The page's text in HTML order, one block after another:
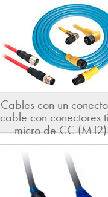
Cables con un
cable con conectores
micro de CC (M12)